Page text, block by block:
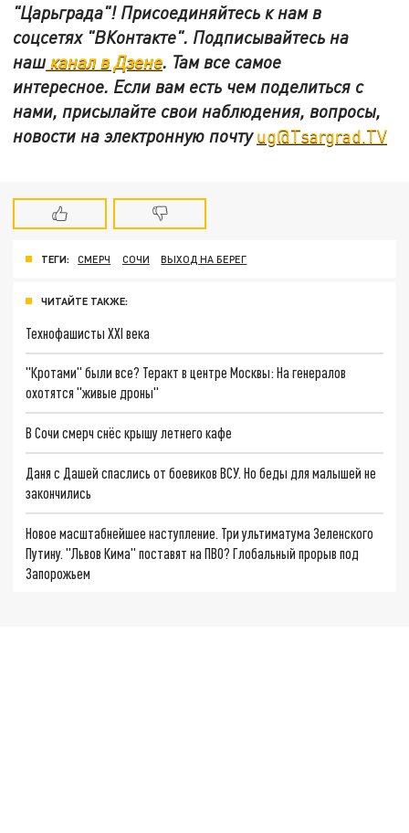
"Царьграда"! Присоединяйтесь к нам в
соцсетях "ВКонтакте". Подписывайтесь на
нашканал в Дзене. Там все самое
интересное. Если вам есть чем поделиться с
нами, присылайте свои наблюдения, вопросы,
новости на электронную почтуug@Tsargrad.TV
ТЕГИ: СМЕРЧ СОЧИ ВЫХОД НА БЕРЕГ
ЧИТАЙТЕ ТАКЖЕ:
Технофашисты XXI века
"Кротами" были все? Теракт в центре Москвы: На генералов
охотятся "живые дроны"
В Сочи смерч снёс крышу летнего кафе
Даня с Дашей спаслись от боевиков ВСУ. Но беды для малышей не
закончились
Новое масштабнейшее наступление. Три ультиматума Зеленского
Путину. "Львов Кима" поставят на ПВО? Глобальный прорыв под
Запорожьем